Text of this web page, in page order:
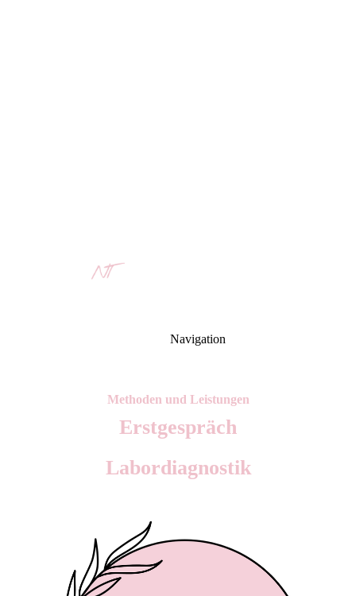
Navigation
Methoden und Leistungen
Erstgespräch
Labordiagnostik